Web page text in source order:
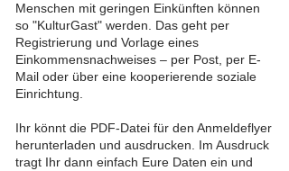
Menschen mit geringen Einkünften können
so "KulturGast" werden. Das geht per
Registrierung und Vorlage eines
Einkommensnachweises – per Post, per E-
Mail oder über eine kooperierende soziale
Einrichtung.
Ihr könnt die PDF-Datei für den Anmeldeflyer
herunterladen und ausdrucken. Im Ausdruck
tragt Ihr dann einfach Eure Daten ein und